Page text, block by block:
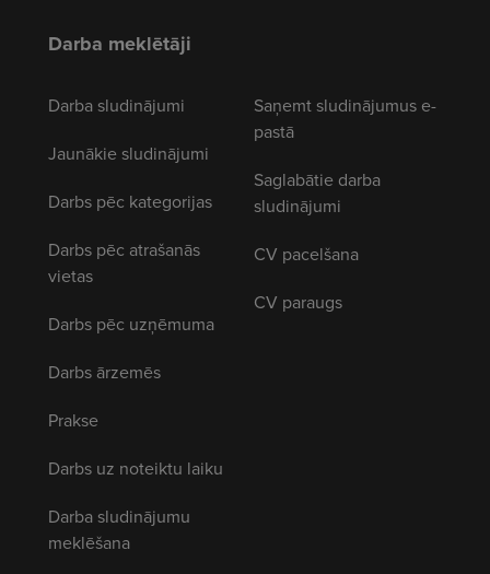
Darba meklētāji
Darba sludinājumi
Jaunākie sludinājumi
Darbs pēc kategorijas
Darbs pēc atrašanās
vietas
Darbs pēc uzņēmuma
Darbs ārzemēs
Prakse
Darbs uz noteiktu laiku
Darba sludinājumu
meklēšana
Saņemt sludinājumus e-
pastā
Saglabātie darba
sludinājumi
CV pacelšana
CV paraugs